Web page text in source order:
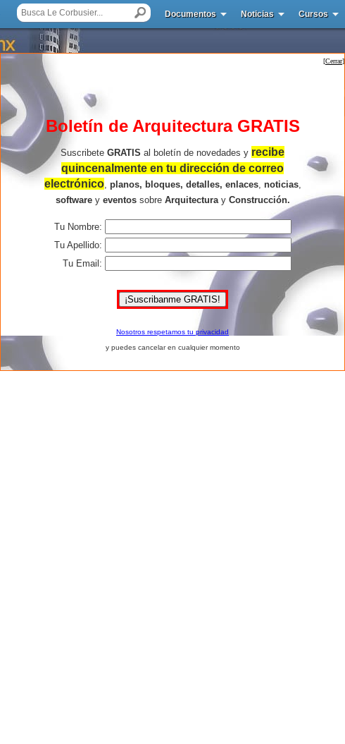
Documentos Noticias Cursos
LISTA DE COMENTARIOS
No hay comentarios.
[Cerrar]
Boletín de Arquitectura GRATIS
Suscribete GRATIS al boletín de novedades y recibe
quincenalmente en tu dirección de correo
electrónico, planos, bloques, detalles, enlaces, noticias,
softwarey eventossobre Arquitecturay Construcción.
Tu Nombre:
Tu Apellido:
Tu Email:
Nosotros respetamos tu privacidad
y puedes cancelar en cualquier momento